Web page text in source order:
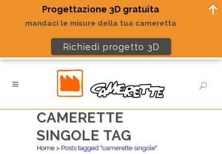
CAMERETTE
SINGOLE TAG
Home> Posts tagged "camerette singole"
Progettazione 3D gratuita
mandaci le misure della tua cameretta
Richiedi progetto 3D